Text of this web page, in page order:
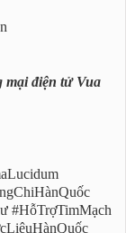
mại điện tử Vua
#HỗTrợTimMạch